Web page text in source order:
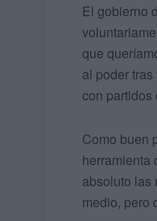
El gobierno
que
al poder
con partidos
Como buen
herramienta
absoluto las
medio, pero